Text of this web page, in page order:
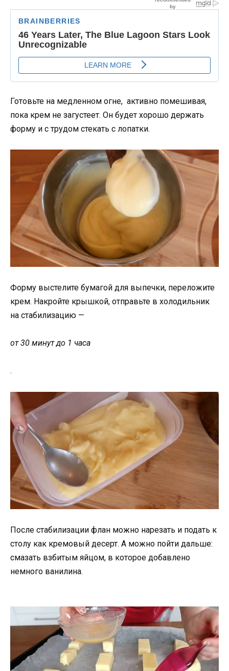
Готовьте на медленном огне, активно помешивая,
пока крем не загустеет. Он будет хорошо держать
форму и с трудом стекать с лопатки.
Форму выстелите бумагой для выпечки, переложите
крем. Накройте крышкой, отправьте в холодильник
на стабилизацию —
от 30 минут до 1 часа
.
После стабилизации флан можно нарезать и подать к
столу как кремовый десерт. А можно пойти дальше:
смазать взбитым яйцом, в которое добавлено
немного ванилина.